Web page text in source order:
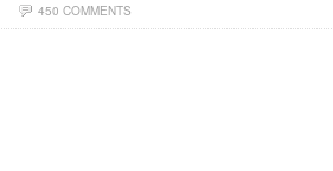
450 COMMENTS